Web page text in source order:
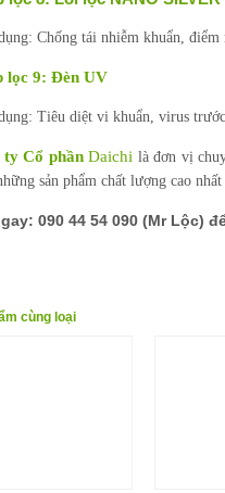
Chống tái nhiễm khuẩn,
lọc 9: Đèn UV
Tiêu diệt vi khuẩn, virus
ty Cổ phần Daichi là đơn vị
sản phẩm chất lượng cao
090 44 54 090 (Mr Lộc)
cùng loại